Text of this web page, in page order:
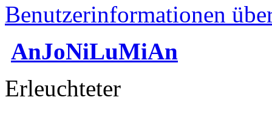
Benutzerinformationen
AnJoNiLuMiAn
Erleuchteter